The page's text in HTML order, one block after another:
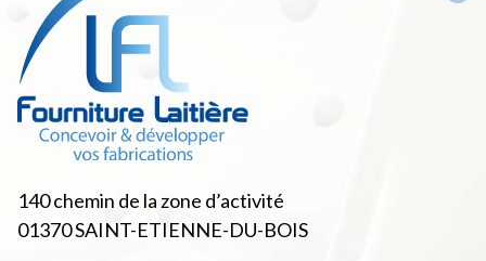
140 chemin de la zone d’activité
01370SAINT-ETIENNE-DU-BOIS